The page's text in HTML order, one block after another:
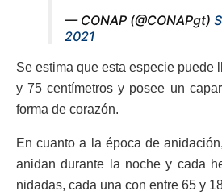
— CONAP (@CONAPgt)
2021
Se estima que esta especie puede
y 75 centímetros y posee un
forma de corazón.
En cuanto a la época de
anidan durante la noche y cada
nidadas, cada una con entre 65 y